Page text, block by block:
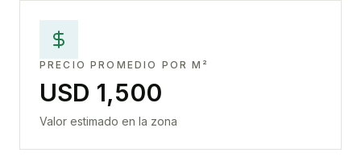
PRECIO PROMEDIO POR M²
USD 1,500
Valor estimado en la zona